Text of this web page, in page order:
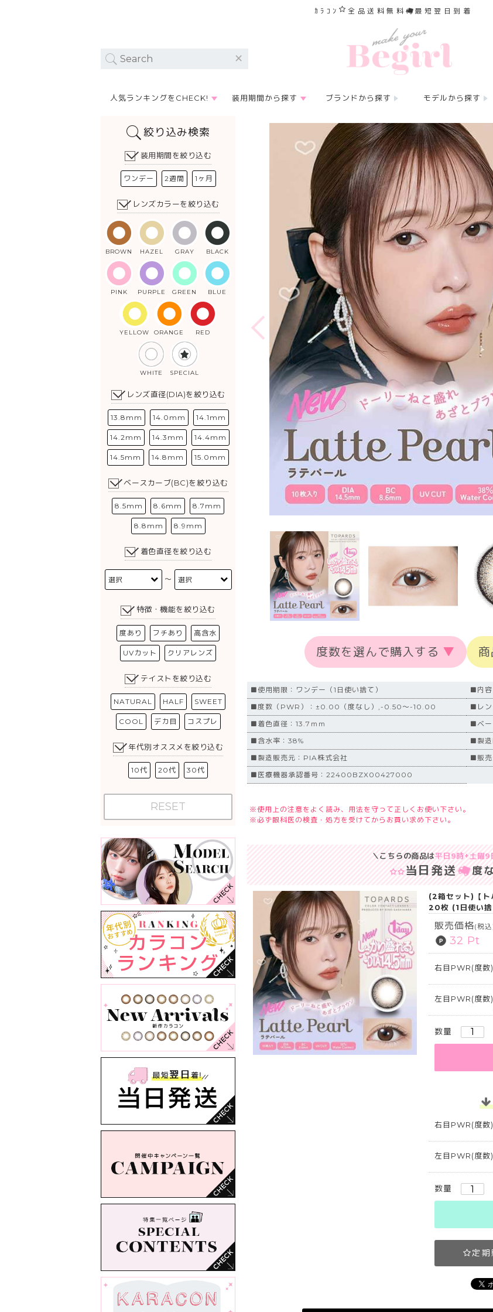
ｶﾗｺﾝ 全品送料無料 最短翌日到着
人気ランキングをCHECK! 装用期間から探す ブランドから探す モデルから探す
絞り込み検索
装用期間を絞り込む
ワンデー 2週間 1ヶ月
レンズカラーを絞り込む
BROWN HAZEL GRAY BLACK
PINK PURPLE GREEN BLUE
YELLOW ORANGE RED
WHITE SPECIAL
レンズ直径(DIA)を絞り込む
13.8mm 14.0mm 14.1mm
14.2mm 14.3mm 14.4mm
14.5mm 14.8mm 15.0mm
ベースカーブ(BC)を絞り込む
8.5mm 8.6mm 8.7mm
8.8mm 8.9mm
着色直径を絞り込む
〜
特徴・機能を絞り込む
度あり フチあり 高含水
UVカット クリアレンズ
テイストを絞り込む
NATURAL HALF SWEET
COOL デカ目 コスプレ
年代別オススメを絞り込む
10代 20代 30代
RESET
度数を選んで購入する ▼
■使用期限：ワンデー（1日使い捨て）
■内容
■度数（PWR）：±0.00（度なし）,-0.50～-10.00
■レン
■着色直径：13.7ｍｍ
■ベー
■含水率：38%
■製造
■製造販売元：PIA株式会社
■販売
■医療機器承認番号：22400BZX00427000
※使用上の注意をよく読み、用法を守って正しくお使い下さい。
※必ず眼科医の検査・処方を受けてからお買い求め下さい。
＼こちらの商品は平日9時+土曜9
当日発送 度
(2箱セット)【
20枚 (1日使い捨
販売価格(税込
32 Pt
右目PWR(度数)
左目PWR(度数)
数量
右目PWR(度数)
左目PWR(度数)
数量
定